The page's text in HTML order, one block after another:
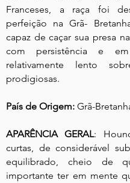
Franceses, a raça foi
perfeição na Grã-
capaz de caçar sua presa
com persistência e
relativamente lento
prodigiosas.
País de Origem: Grã-
APARÊNCIA GERAL:
curtas, de considerável
equilibrado, cheio de
importante ter em mente